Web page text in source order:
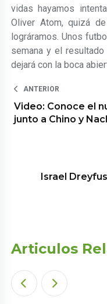
vidas hayamos
Oliver Atom, quizá
lográramos. Unos
semana y el
dejará con la boca
ANTERIOR
Video: Conoce el
junto a Chino y
Israel
Articulos